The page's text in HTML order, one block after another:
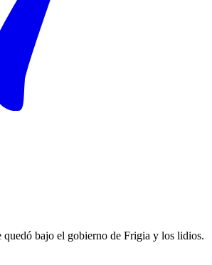
bajo el gobierno de Frigia y los lidios.